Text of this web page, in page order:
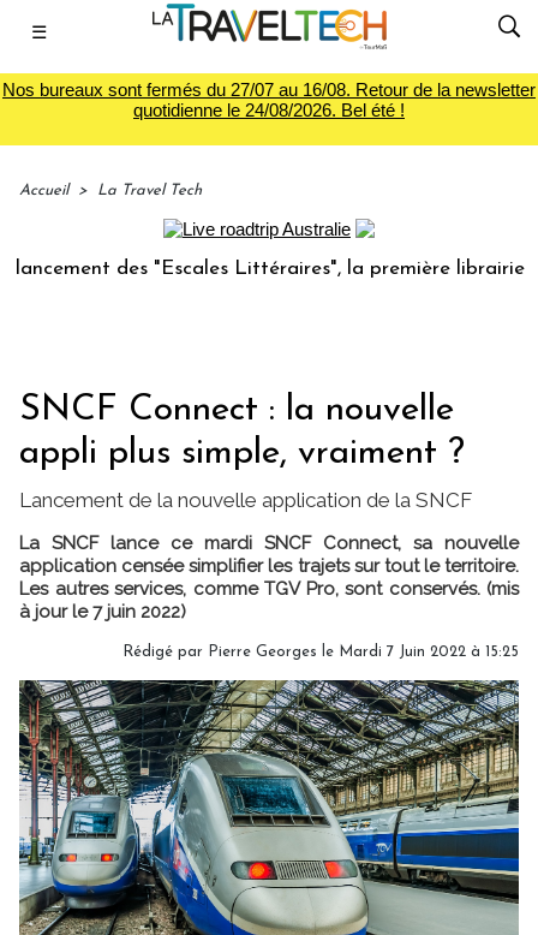
☰
Nos bureaux sont fermés du 27/07 au 16/08. Retour de la newsletter
quotidienne le 24/08/2026. Bel été !
Accueil > La Travel Tech
des "Escales Littéraires", la première librairie du
SNCF Connect : la nouvelle
appli plus simple, vraiment ?
Lancement de la nouvelle application de la SNCF
La SNCF lance ce mardi SNCF Connect, sa nouvelle
application censée simplifier les trajets sur tout le territoire.
Les autres services, comme TGV Pro, sont conservés. (mis
à jour le 7 juin 2022)
Rédigé par Pierre Georges le Mardi 7 Juin 2022 à 15:25